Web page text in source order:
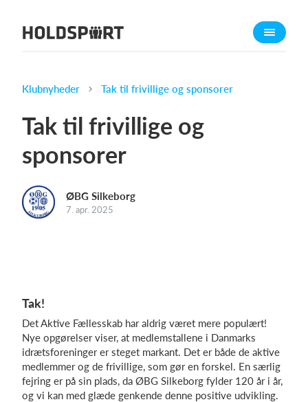
Om Holdsport
Presseomtale
Funktioner
Kontingentopkrævning
Log på
Klubnyheder Tak til frivillige og sponsorer
Tak til frivillige og
sponsorer
ØBG Silkeborg
7. apr. 2025
Tak!
Det Aktive Fællesskab har aldrig været mere populært!
Nye opgørelser viser, at medlemstallene i Danmarks
idrætsforeninger er steget markant. Det er både de aktive
medlemmer og de frivillige, som gør en forskel. En særlig
fejring er på sin plads, da ØBG Silkeborg fylder 120 år i år,
og vi kan med glæde genkende denne positive udvikling.